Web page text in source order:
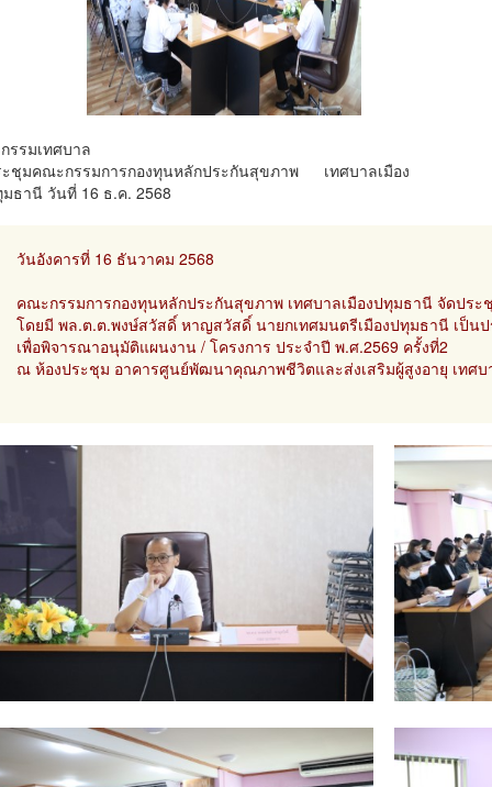
รรมเทศบาล
ชุมคณะกรรมการกองทุนหลักประกันสุขภาพ เทศบาลเมือง
ธานี วันที่ 16 ธ.ค. 2568
วันอังคารที่ 16 ธันวาคม 2568
คณะกรรมการกองทุนหลักประกันสุขภาพ เทศบาลเมืองปทุมธานี จัดปร
โดยมี พล.ต.ต.พงษ์สวัสดิ์ หาญสวัสดิ์ นายกเทศมนตรีเมืองปทุมธานี เป็น
เพื่อพิจารณาอนุมัติแผนงาน / โครงการ ประจำปี พ.ศ.2569 ครั้งที่2
ณ ห้องประชุม อาคารศูนย์พัฒนาคุณภาพชีวิตและส่งเสริมผู้สูงอายุ เทศบ